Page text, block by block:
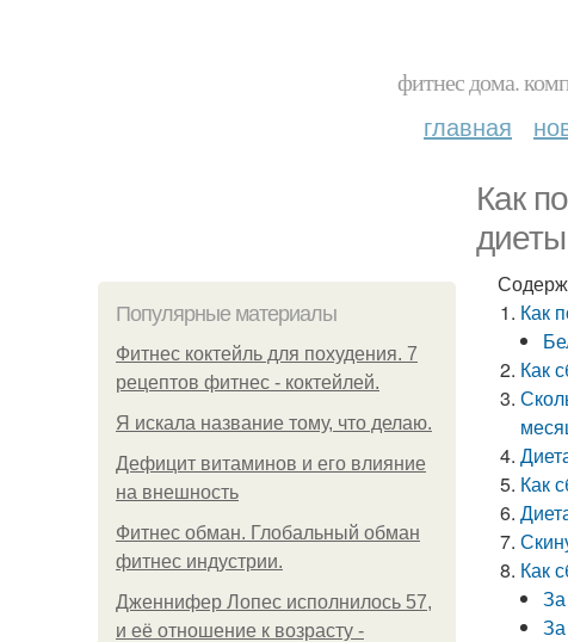
фитнес дома.
главная
Как
диеты
Популярные материалы
Фитнес коктейль для похудения. 7
рецептов фитнес - коктейлей.
Я искала название тому, что делаю.
Дефицит витаминов и его влияние
на внешность
Фитнес обман. Глобальный обман
фитнес индустрии.
Дженнифер Лопес исполнилось 57,
и её отношение к возрасту -
Как
Как
Как
Как